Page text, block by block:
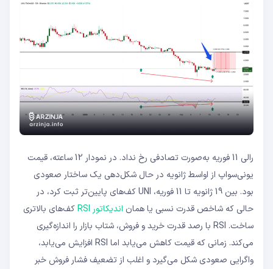
رالی 11 فوریه به‌صورت تصادفی رخ نداد. در نمودار 12 ساعته، قیمت
یونی‌سواپ از اواسط ژانویه در حال شکل‌دهی یک ساختار صعودی
بود. بین 19 ژانویه تا 11 فوریه، UNI کف‌های پایین‌تر ثبت کرد، در
حالی که شاخص قدرت نسبی یا همان اندیکاتور RSI
کف‌های بالاتری
ساخت. RSI با رصد قدرت خرید و فروش، شتاب بازار را اندازه‌گیری
می‌کند. زمانی که قیمت کاهش می‌یابد اما RSI افزایش می‌یابد،
واگرایی صعودی شکل می‌گیرد و اغلب از تضعیف فشار فروش خبر